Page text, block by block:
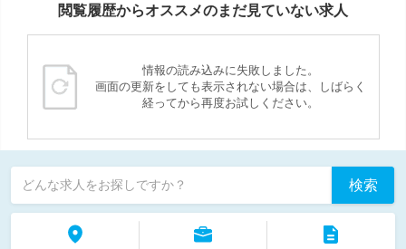
閲覧履歴からオススメのまだ見ていない求人
情報の読み込みに失敗しました。
画面の更新をしても表示されない場合は、しばらく
経ってから再度お試しください。
どんな求人をお探しですか？ 検索